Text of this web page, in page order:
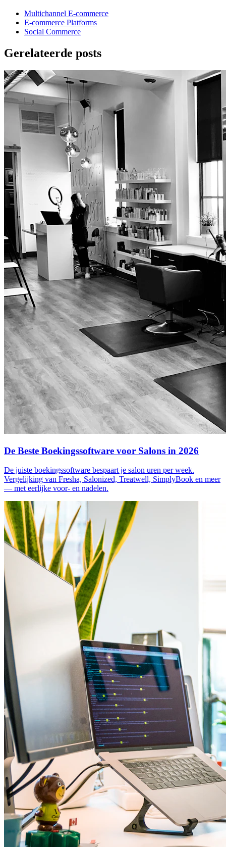
Multichannel E-commerce
E-commerce Platforms
Social Commerce
Gerelateerde posts
De Beste Boekingssoftware voor Salons in 2026
De juiste boekingssoftware bespaart je salon uren per week.
Vergelijking van Fresha, Salonized, Treatwell, SimplyBook en meer
— met eerlijke voor- en nadelen.